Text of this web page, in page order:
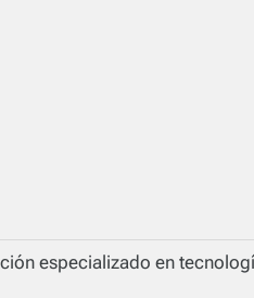
especializado en